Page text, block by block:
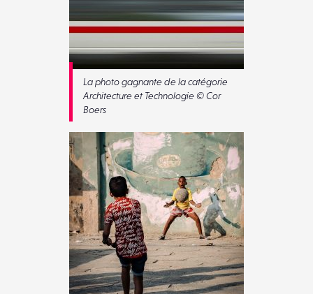
La photo gagnante de la catégorie
Architecture et Technologie © Cor
Boers